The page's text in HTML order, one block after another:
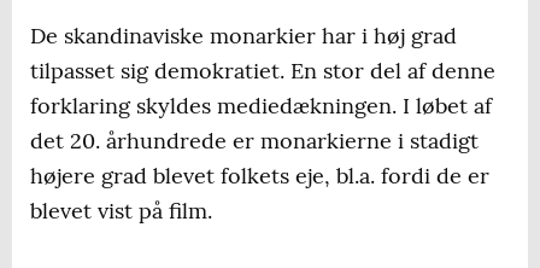
De skandinaviske monarkier har i høj grad
tilpasset sig demokratiet. En stor del af denne
forklaring skyldes mediedækningen. I løbet af
det 20. århundrede er monarkierne i stadigt
højere grad blevet folkets eje, bl.a. fordi de er
blevet vist på film.